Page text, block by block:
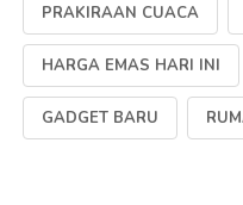
PRAKIRAAN CUACA
HARGA EMAS HARI INI
GADGET BARU